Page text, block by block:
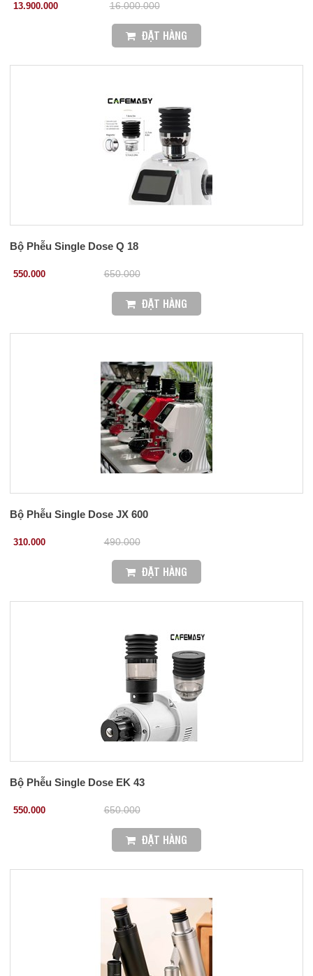
13.900.000 16.000.000
ĐẶT HÀNG
Bộ Phễu Single Dose Q 18
550.000 650.000
ĐẶT HÀNG
Bộ Phễu Single Dose JX 600
310.000 490.000
ĐẶT HÀNG
Bộ Phễu Single Dose EK 43
550.000 650.000
ĐẶT HÀNG